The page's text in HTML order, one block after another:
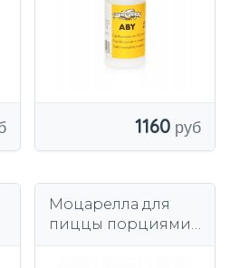
1160
Моцарелла для
пиццы порциями